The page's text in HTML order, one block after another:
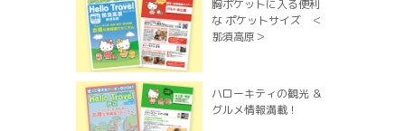
胸ポケットに入る便利
な ポケットサイズ ＜
那須高原＞
ハローキティの観光 ＆
グルメ情報満載！